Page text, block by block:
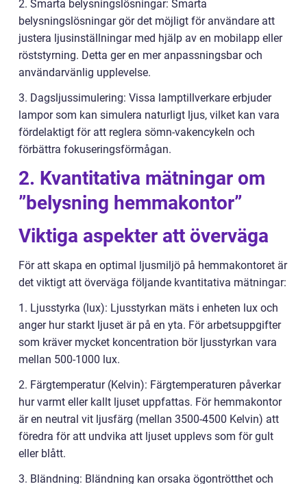
2. Smarta belysningslösningar: Smarta
belysningslösningar gör det möjligt för användare att
justera ljusinställningar med hjälp av en mobilapp eller
röststyrning. Detta ger en mer anpassningsbar och
användarvänlig upplevelse.
3. Dagsljussimulering: Vissa lamptillverkare erbjuder
lampor som kan simulera naturligt ljus, vilket kan vara
fördelaktigt för att reglera sömn-vakencykeln och
förbättra fokuseringsförmågan.
2. Kvantitativa mätningar om
”belysning hemmakontor”
Viktiga aspekter att överväga
För att skapa en optimal ljusmiljö på hemmakontoret är
det viktigt att överväga följande kvantitativa mätningar:
1. Ljusstyrka (lux): Ljusstyrkan mäts i enheten lux och
anger hur starkt ljuset är på en yta. För arbetsuppgifter
som kräver mycket koncentration bör ljusstyrkan vara
mellan 500-1000 lux.
2. Färgtemperatur (Kelvin): Färgtemperaturen påverkar
hur varmt eller kallt ljuset uppfattas. För hemmakontor
är en neutral vit ljusfärg (mellan 3500-4500 Kelvin) att
föredra för att undvika att ljuset upplevs som för gult
eller blått.
3. Bländning: Bländning kan orsaka ögontrötthet och